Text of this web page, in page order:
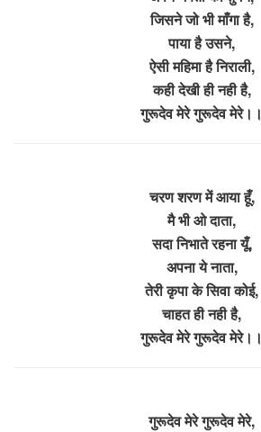
जिसने जो भी माँगा है,
पाया है उसने,
ऐसी महिमा है निराली,
कही देखी ही नही है,
गुरूदेव मेरे गुरूदेव मेरे।।
चरण शरण में आया हूँ,
मै भी ओ दाता,
सदा निभाते रहना यूँ,
अपना ये नाता,
तेरी कृपा के सिवा कोई,
चाहत ही नही है,
गुरूदेव मेरे गुरूदेव मेरे।।
गुरूदेव मेरे गुरूदेव मेरे,